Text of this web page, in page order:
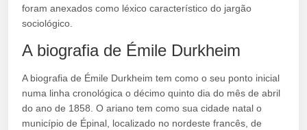
foram anexados como léxico característico do jargão
sociológico.
A biografia de Émile Durkheim
A biografia de Émile Durkheim tem como o seu ponto inicial
numa linha cronológica o décimo quinto dia do mês de abril
do ano de 1858. O ariano tem como sua cidade natal o
município de Épinal, localizado no nordeste francês, de